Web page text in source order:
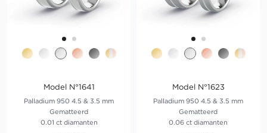
Model N°1641
Palladium 950 4.5 & 3.5 mm
Gematteerd
0.01 ct diamanten
Model N°1623
Palladium 950 4.5 & 3.5 mm
Gematteerd
0.06 ct diamanten